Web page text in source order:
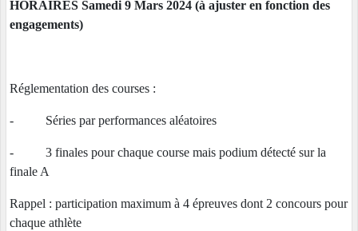
HORAIRES Samedi 9 Mars 2024 (à ajuster en fonction des
engagements)
Réglementation des courses :
- Séries par performances aléatoires
- 3 finales pour chaque course mais podium détecté sur la
finale A
Rappel : participation maximum à 4 épreuves dont 2 concours pour
chaque athlète